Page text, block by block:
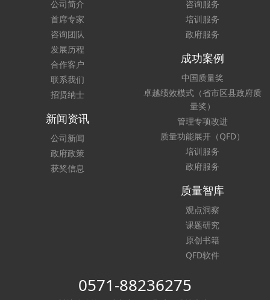
公司简介
首席专家
咨询团队
发展历程
合作客户
联系我们
招贤纳士
咨询服务
培训服务
政府服务
成功案例
中国质量奖
卓越绩效模式（省市区县政府质
量奖）
管理专项改进
质量功能展开（QFD）
培训服务
政府服务
新闻资讯
公司新闻
政府政策
获奖信息
质量智库
观点洞察
课题研究
原创书籍
QFD软件
0571-88236275